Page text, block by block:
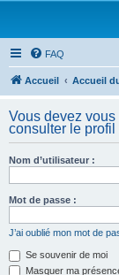
FAQ
Accueil Accueil
Vous devez
consulter le
Nom d’utilisateur :
Mot de passe :
J’ai oublié mon mot de
Se souvenir de moi
Masquer ma
Panneau de gestion des